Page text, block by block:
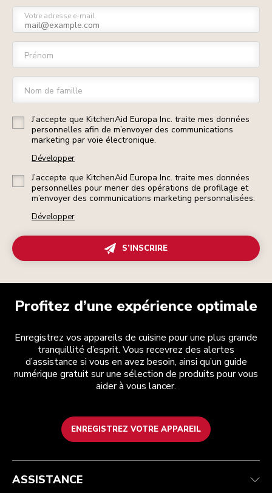
Votre adresse e-mail
Prénom
Nom de famille
J’accepte que KitchenAid Europa Inc. traite mes données
personnelles afin de m’envoyer des communications
marketing par voie électronique.
Développer
J’accepte que KitchenAid Europa Inc. traite mes données
personnelles pour mener des opérations de profilage et
m’envoyer des communications marketing personnalisées.
Développer
S’INSCRIRE
Profitez d’une expérience optimale
Enregistrez vos appareils de cuisine pour une plus grande
tranquillité d’esprit. Vous recevrez des alertes
d’assistance si vous en avez besoin, ainsi qu’un guide
numérique gratuit sur une sélection de produits pour vous
aider à vous lancer.
ENREGISTREZ VOTRE APPAREIL
Service après-vente
Garantie et documents
Contactez-nous
Conditions générales de vente
Retours et remboursements
Imprint
La marque
Trouver une boutique
ASSISTANCE